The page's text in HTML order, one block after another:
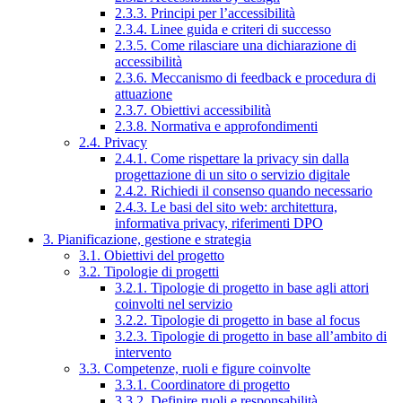
2.3.3. Principi per l’accessibilità
2.3.4. Linee guida e criteri di successo
2.3.5. Come rilasciare una dichiarazione di
accessibilità
2.3.6. Meccanismo di feedback e procedura di
attuazione
2.3.7. Obiettivi accessibilità
2.3.8. Normativa e approfondimenti
2.4. Privacy
2.4.1. Come rispettare la privacy sin dalla
progettazione di un sito o servizio digitale
2.4.2. Richiedi il consenso quando necessario
2.4.3. Le basi del sito web: architettura,
informativa privacy, riferimenti DPO
3. Pianificazione, gestione e strategia
3.1. Obiettivi del progetto
3.2. Tipologie di progetti
3.2.1. Tipologie di progetto in base agli attori
coinvolti nel servizio
3.2.2. Tipologie di progetto in base al focus
3.2.3. Tipologie di progetto in base all’ambito di
intervento
3.3. Competenze, ruoli e figure coinvolte
3.3.1. Coordinatore di progetto